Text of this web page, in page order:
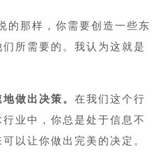
的那样，你需要创造一些东
所需要的。我认为这就是
做出决策。 在我们这个行
业中，你总是处于信息不
以让你做出完美的决定。